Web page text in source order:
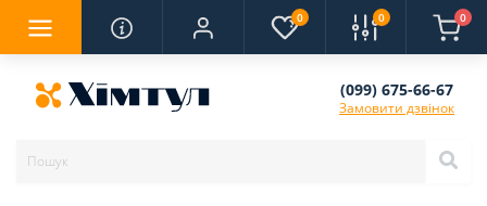
0 0 0
(099) 675-66-67
Замовити дзвінок